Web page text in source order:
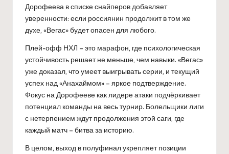
Дорофеева в списке снайперов добавляет
уверенности: если россиянин продолжит в том же
духе, «Вегас» будет опасен для любого.
Плей-офф НХЛ – это марафон, где психологическая
устойчивость решает не меньше, чем навыки. «Вегас»
уже доказал, что умеет выигрывать серии, и текущий
успех над «Анахаймом» – яркое подтверждение.
Фокус на Дорофееве как лидере атаки подчёркивает
потенциал команды на весь турнир. Болельщики лиги
с нетерпением ждут продолжения этой саги, где
каждый матч – битва за историю.
В целом, выход в полуфинал укрепляет позиции